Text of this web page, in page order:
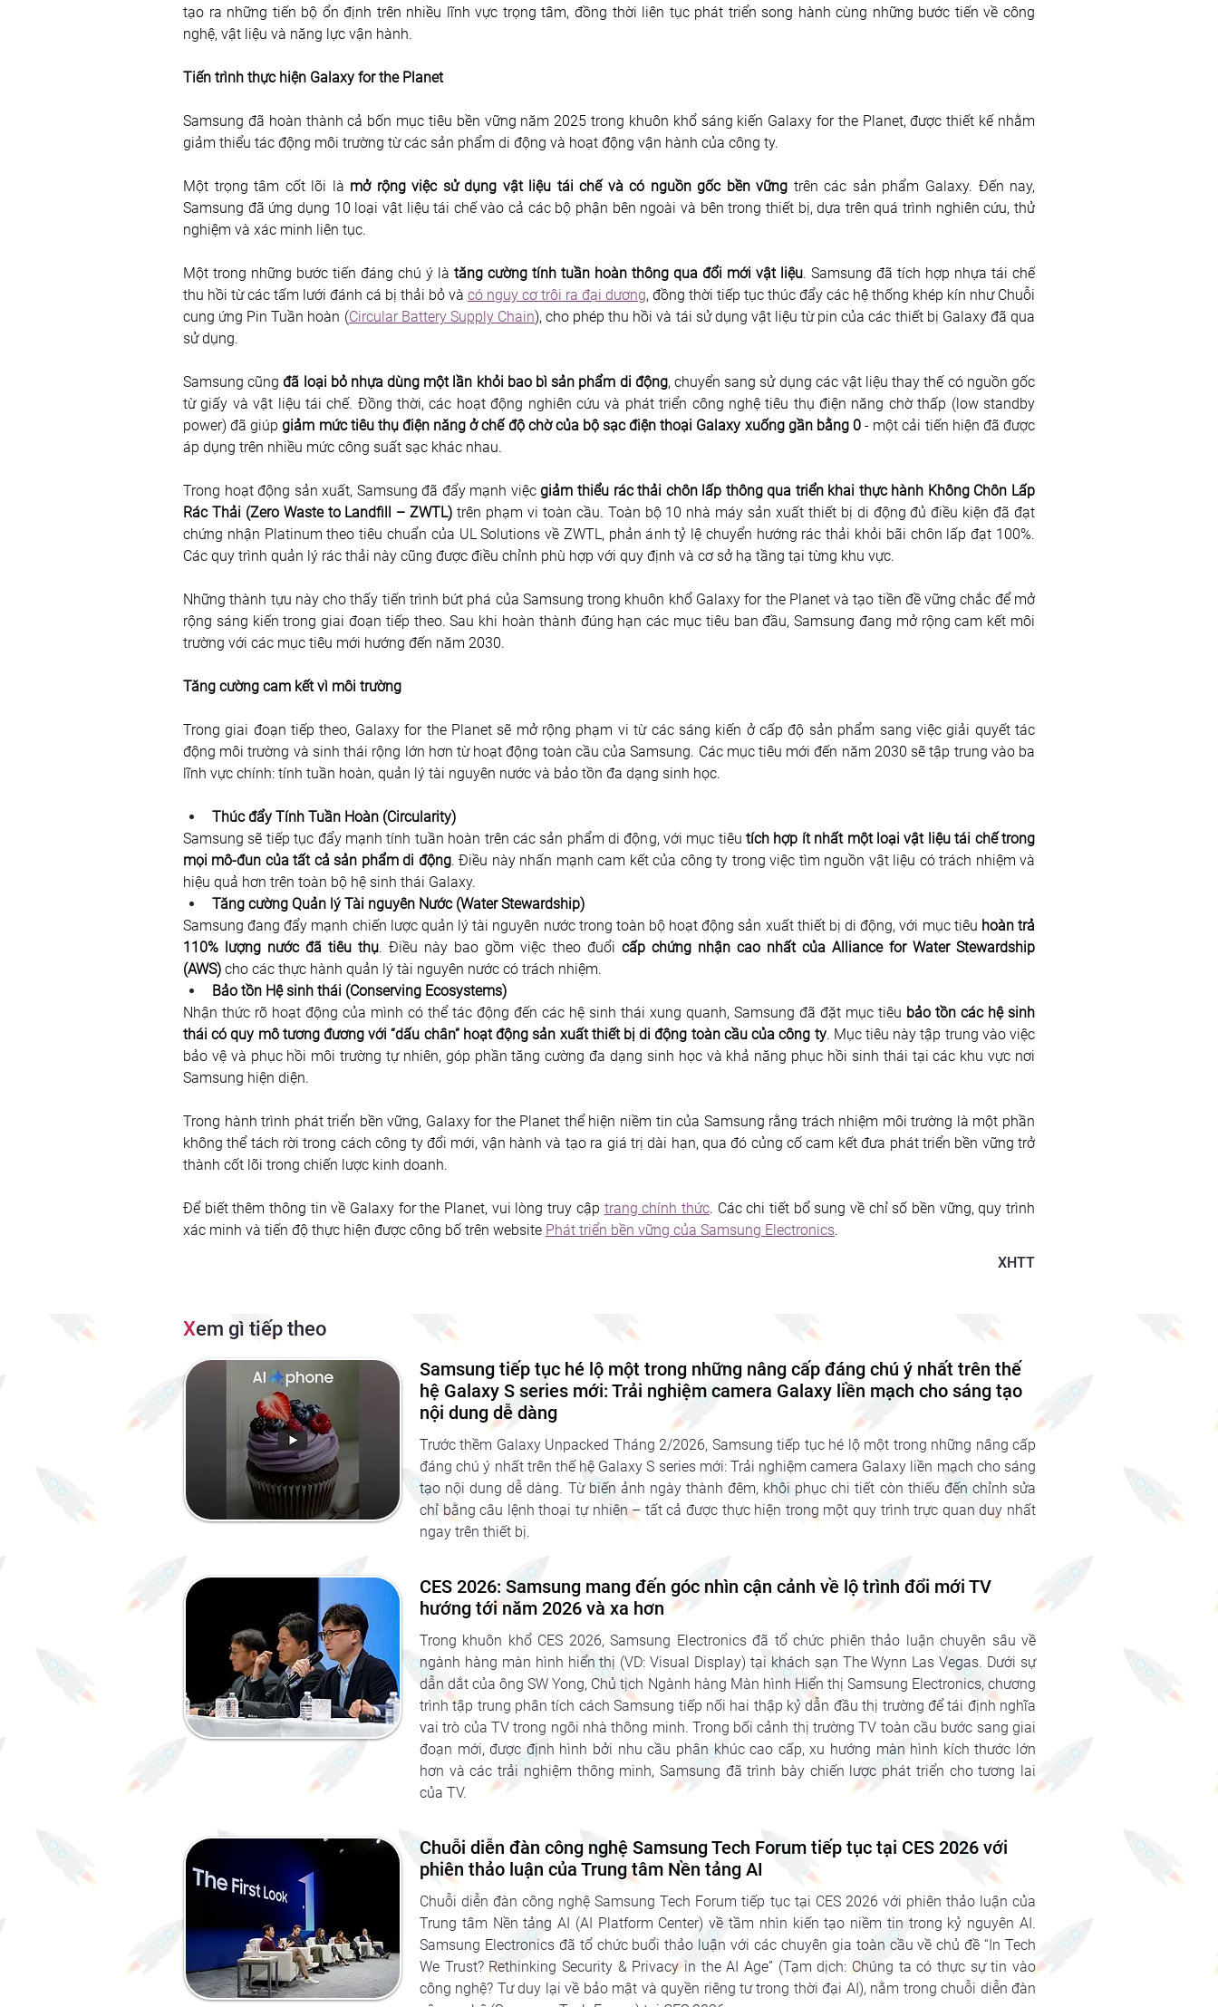
tạo ra những tiến bộ ổn định trên nhiều lĩnh vực trọng tâm, đồng thời liên tục phát triển song hành cùng những bước tiến về công
nghệ, vật liệu và năng lực vận hành.
Tiến trình thực hiện Galaxy for the Planet
Samsung đã hoàn thành cả bốn mục tiêu bền vững năm 2025 trong khuôn khổ sáng kiến Galaxy for the Planet, được thiết kế nhằm
giảm thiểu tác động môi trường từ các sản phẩm di động và hoạt động vận hành của công ty.
Một trọng tâm cốt lõi là mở rộng việc sử dụng vật liệu tái chế và có nguồn gốc bền vững trên các sản phẩm Galaxy. Đến nay,
Samsung đã ứng dụng 10 loại vật liệu tái chế vào cả các bộ phận bên ngoài và bên trong thiết bị, dựa trên quá trình nghiên cứu, thử
nghiệm và xác minh liên tục.
Một trong những bước tiến đáng chú ý là tăng cường tính tuần hoàn thông qua đổi mới vật liệu. Samsung đã tích hợp nhựa tái chế
thu hồi từ các tấm lưới đánh cá bị thải bỏ và có nguy cơ trôi ra đại dương, đồng thời tiếp tục thúc đẩy các hệ thống khép kín như Chuỗi
cung ứng Pin Tuần hoàn (Circular Battery Supply Chain), cho phép thu hồi và tái sử dụng vật liệu từ pin của các thiết bị Galaxy đã qua
sử dụng.
Samsung cũng đã loại bỏ nhựa dùng một lần khỏi bao bì sản phẩm di động, chuyển sang sử dụng các vật liệu thay thế có nguồn gốc
từ giấy và vật liệu tái chế. Đồng thời, các hoạt động nghiên cứu và phát triển công nghệ tiêu thụ điện năng chờ thấp (low standby
power) đã giúp giảm mức tiêu thụ điện năng ở chế độ chờ của bộ sạc điện thoại Galaxy xuống gần bằng 0 - một cải tiến hiện đã được
áp dụng trên nhiều mức công suất sạc khác nhau.
Trong hoạt động sản xuất, Samsung đã đẩy mạnh việc giảm thiểu rác thải chôn lấp thông qua triển khai thực hành Không Chôn Lấp
Rác Thải (Zero Waste to Landfill – ZWTL) trên phạm vi toàn cầu. Toàn bộ 10 nhà máy sản xuất thiết bị di động đủ điều kiện đã đạt
chứng nhận Platinum theo tiêu chuẩn của UL Solutions về ZWTL, phản ánh tỷ lệ chuyển hướng rác thải khỏi bãi chôn lấp đạt 100%.
Các quy trình quản lý rác thải này cũng được điều chỉnh phù hợp với quy định và cơ sở hạ tầng tại từng khu vực.
Những thành tựu này cho thấy tiến trình bứt phá của Samsung trong khuôn khổ Galaxy for the Planet và tạo tiền đề vững chắc để mở
rộng sáng kiến trong giai đoạn tiếp theo. Sau khi hoàn thành đúng hạn các mục tiêu ban đầu, Samsung đang mở rộng cam kết môi
trường với các mục tiêu mới hướng đến năm 2030.
Tăng cường cam kết vì môi trường
Trong giai đoạn tiếp theo, Galaxy for the Planet sẽ mở rộng phạm vi từ các sáng kiến ở cấp độ sản phẩm sang việc giải quyết tác
động môi trường và sinh thái rộng lớn hơn từ hoạt động toàn cầu của Samsung. Các mục tiêu mới đến năm 2030 sẽ tập trung vào ba
lĩnh vực chính: tính tuần hoàn, quản lý tài nguyên nước và bảo tồn đa dạng sinh học.
Thúc đẩy Tính Tuần Hoàn (Circularity)
Samsung sẽ tiếp tục đẩy mạnh tính tuần hoàn trên các sản phẩm di động, với mục tiêu tích hợp ít nhất một loại vật liệu tái chế trong
mọi mô-đun của tất cả sản phẩm di động. Điều này nhấn mạnh cam kết của công ty trong việc tìm nguồn vật liệu có trách nhiệm và
hiệu quả hơn trên toàn bộ hệ sinh thái Galaxy.
Tăng cường Quản lý Tài nguyên Nước (Water Stewardship)
Samsung đang đẩy mạnh chiến lược quản lý tài nguyên nước trong toàn bộ hoạt động sản xuất thiết bị di động, với mục tiêu hoàn trả
110% lượng nước đã tiêu thụ. Điều này bao gồm việc theo đuổi cấp chứng nhận cao nhất của Alliance for Water Stewardship
(AWS) cho các thực hành quản lý tài nguyên nước có trách nhiệm.
Bảo tồn Hệ sinh thái (Conserving Ecosystems)
Nhận thức rõ hoạt động của mình có thể tác động đến các hệ sinh thái xung quanh, Samsung đã đặt mục tiêu bảo tồn các hệ sinh
thái có quy mô tương đương với “dấu chân” hoạt động sản xuất thiết bị di động toàn cầu của công ty. Mục tiêu này tập trung vào việc
bảo vệ và phục hồi môi trường tự nhiên, góp phần tăng cường đa dạng sinh học và khả năng phục hồi sinh thái tại các khu vực nơi
Samsung hiện diện.
Trong hành trình phát triển bền vững, Galaxy for the Planet thể hiện niềm tin của Samsung rằng trách nhiệm môi trường là một phần
không thể tách rời trong cách công ty đổi mới, vận hành và tạo ra giá trị dài hạn, qua đó củng cố cam kết đưa phát triển bền vững trở
thành cốt lõi trong chiến lược kinh doanh.
Để biết thêm thông tin về Galaxy for the Planet, vui lòng truy cập trang chính thức. Các chi tiết bổ sung về chỉ số bền vững, quy trình
xác minh và tiến độ thực hiện được công bố trên website Phát triển bền vững của Samsung Electronics.
XHTT
Xem gì tiếp theo
Samsung tiếp tục hé lộ một trong những nâng cấp đáng chú ý nhất trên thế
hệ Galaxy S series mới: Trải nghiệm camera Galaxy liền mạch cho sáng tạo
nội dung dễ dàng
Trước thềm Galaxy Unpacked Tháng 2/2026, Samsung tiếp tục hé lộ một trong những nâng cấp
đáng chú ý nhất trên thế hệ Galaxy S series mới: Trải nghiệm camera Galaxy liền mạch cho sáng
tạo nội dung dễ dàng. Từ biến ảnh ngày thành đêm, khôi phục chi tiết còn thiếu đến chỉnh sửa
chỉ bằng câu lệnh thoại tự nhiên – tất cả được thực hiện trong một quy trình trực quan duy nhất
ngay trên thiết bị.
CES 2026: Samsung mang đến góc nhìn cận cảnh về lộ trình đổi mới TV
hướng tới năm 2026 và xa hơn
Trong khuôn khổ CES 2026, Samsung Electronics đã tổ chức phiên thảo luận chuyên sâu về
ngành hàng màn hình hiển thị (VD: Visual Display) tại khách sạn The Wynn Las Vegas. Dưới sự
dẫn dắt của ông SW Yong, Chủ tịch Ngành hàng Màn hình Hiển thị Samsung Electronics, chương
trình tập trung phân tích cách Samsung tiếp nối hai thập kỷ dẫn đầu thị trường để tái định nghĩa
vai trò của TV trong ngôi nhà thông minh. Trong bối cảnh thị trường TV toàn cầu bước sang giai
đoạn mới, được định hình bởi nhu cầu phân khúc cao cấp, xu hướng màn hình kích thước lớn
hơn và các trải nghiệm thông minh, Samsung đã trình bày chiến lược phát triển cho tương lai
của TV.
Chuỗi diễn đàn công nghệ Samsung Tech Forum tiếp tục tại CES 2026 với
phiên thảo luận của Trung tâm Nền tảng AI
Chuỗi diễn đàn công nghệ Samsung Tech Forum tiếp tục tại CES 2026 với phiên thảo luận của
Trung tâm Nền tảng AI (AI Platform Center) về tầm nhìn kiến tạo niềm tin trong kỷ nguyên AI.
Samsung Electronics đã tổ chức buổi thảo luận với các chuyên gia toàn cầu về chủ đề “In Tech
We Trust? Rethinking Security & Privacy in the AI Age” (Tạm dịch: Chúng ta có thực sự tin vào
công nghệ? Tư duy lại về bảo mật và quyền riêng tư trong thời đại AI), nằm trong chuỗi diễn đàn